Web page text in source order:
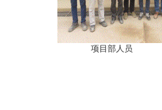
项目部人员